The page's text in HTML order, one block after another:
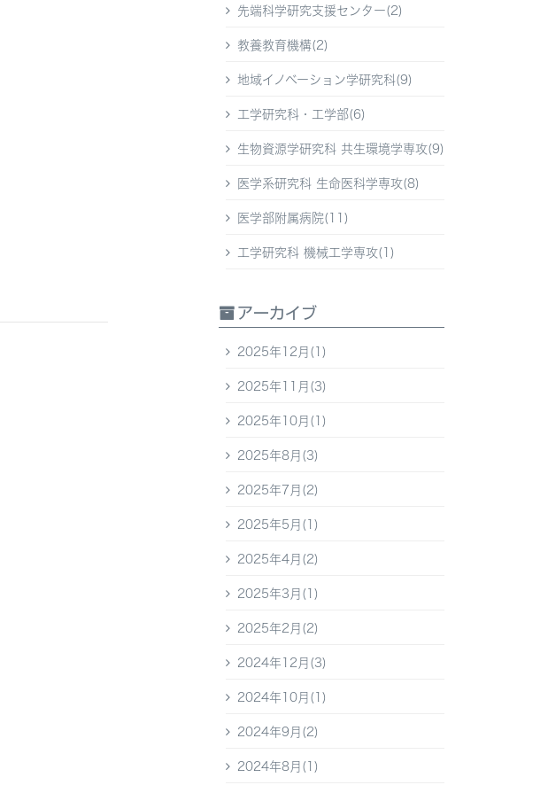
先端科学研究支援センター(2)
教養教育機構(2)
地域イノベーション学研究科(9)
工学研究科・工学部(6)
生物資源学研究科 共生環境学専攻(9)
医学系研究科 生命医科学専攻(8)
医学部附属病院(11)
工学研究科 機械工学専攻(1)
アーカイブ
2025年12月(1)
2025年11月(3)
2025年10月(1)
2025年8月(3)
2025年7月(2)
2025年5月(1)
2025年4月(2)
2025年3月(1)
2025年2月(2)
2024年12月(3)
2024年10月(1)
2024年9月(2)
2024年8月(1)